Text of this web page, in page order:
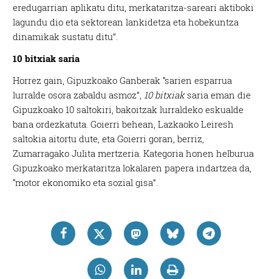
eredugarrian aplikatu ditu, merkataritza-sareari aktiboki
lagundu dio eta sektorean lankidetza eta hobekuntza
dinamikak sustatu ditu”.
10 bitxiak saria
Horrez gain, Gipuzkoako Ganberak “sarien esparrua
lurralde osora zabaldu asmoz”, 10 bitxiaksaria eman die
Gipuzkoako 10 saltokiri, bakoitzak lurraldeko eskualde
bana ordezkatuta. Goierri behean, Lazkaoko Leiresh
saltokia aitortu dute, eta Goierri goran, berriz,
Zumarragako Julita mertzeria. Kategoria honen helburua
Gipuzkoako merkataritza lokalaren papera indartzea da,
“motor ekonomiko eta sozial gisa”.